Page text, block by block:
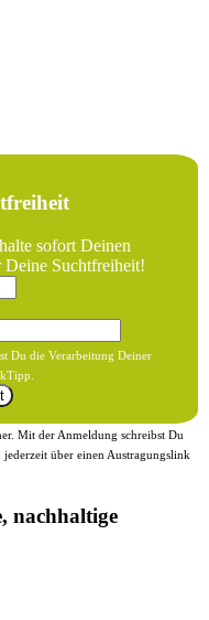
sofort Deinen
Deine Suchtfreiheit!
Du die Verarbeitung Deiner
Mit der Anmeldung schreibst Du
über einen Austragungslink
nachhaltige